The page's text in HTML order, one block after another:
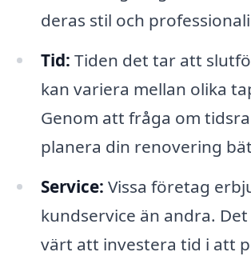
deras stil och
Tid: Tiden det tar att
kan variera mellan olika
Genom att fråga om
planera din renovering
Service: Vissa företag
kundservice än andra.
värt att investera tid i att